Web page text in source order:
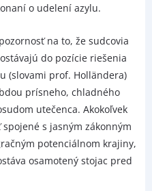
o udelení azylu.
na to, že sudcovia
do pozície riešenia
(slovami prof. Holländera)
prísneho, chladného
utečenca. Akokoľvek
s jasným zákonným
potenciálnom krajiny,
osamotený stojac pred